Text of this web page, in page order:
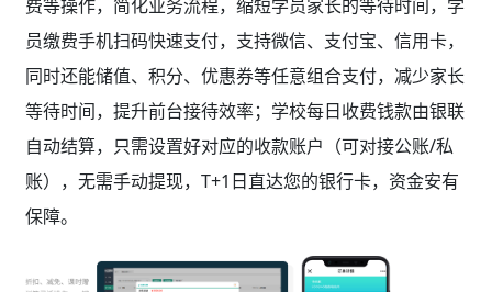
费等操作，简化业务流程，缩短学员家长的等待时间，学
员缴费手机扫码快速支付，支持微信、支付宝、信用卡，
同时还能储值、积分、优惠券等任意组合支付，减少家长
等待时间，提升前台接待效率；学校每日收费钱款由银联
自动结算，只需设置好对应的收款账户（可对接公账/私
账），无需手动提现，T+1日直达您的银行卡，资金安有
保障。